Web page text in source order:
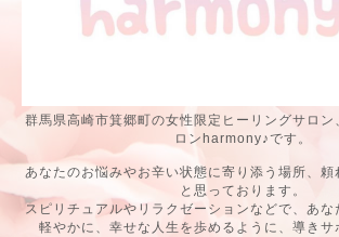
群馬県高崎市箕郷町の女性限定ヒーリングサロ
ロンharmony♪です。
あなたのお悩みやお辛い状態に寄り添う場所、
と思っております。
スピリチュアルやリラクゼーションなどで、あな
軽やかに、幸せな人生を歩めるように、導きサ